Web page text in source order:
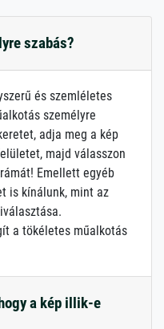
szabás?
és szemléletes
személyre
adja meg a kép
majd válasszon
Emellett egyéb
is kínálunk, mint az
a tökéletes műalkotás
a kép illik-e